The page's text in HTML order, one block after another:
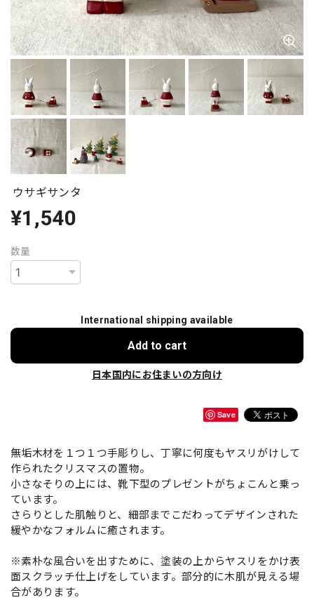
ウサギサンタ
¥1,540
数量
International shipping available
Add to cart
日本国内にお住まいの方向け
Save
無垢木材を１つ１つ手彫りし、丁寧に何度もヤスリがけして
作られたクリスマスの置物。
小さなそりの上には、靴下型のプレゼントがちょこんと乗っ
ています。
さらりとした肌触りと、細部までこだわってデザインされた
緩やかなフォルムに癒されます。
※素朴な風合いを出すために、塗装の上からヤスリをかけ表
面スクラッチ仕上げをしています。部分的に木肌が見える場
合があります。